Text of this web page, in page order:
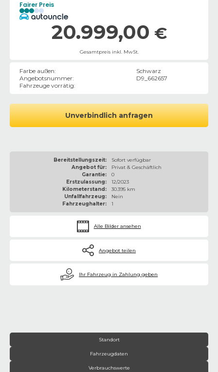
Fairer Preis
20.999,00 €
Gesamtpreis inkl. MwSt.
Farbe außen:
Schwarz
Angebotsnummer:
D9_662657
Fahrzeuge vorrätig:
Unverbindlich anfragen
Bereitstellungszeit:
Sofort verfügbar
Angebot für:
Privat & Geschäftlich
Garantie:
0
Erstzulassung:
12/2023
Kilometerstand:
30.395 km
Unfallfahrzeug:
Nein
Fahrzeughalter:
1
Alle Bilder ansehen
Angebot teilen
€ Ihr Fahrzeug in Zahlung geben
Standort
Fahrzeugdaten
Verbrauchswerte